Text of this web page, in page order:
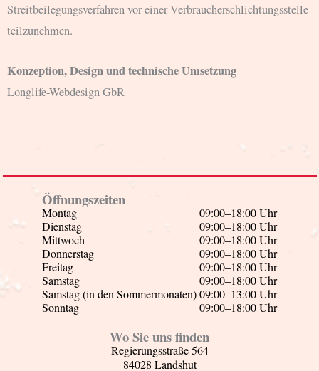
Streitbeilegungsverfahren vor einer Verbraucherschlichtungsstelle
teilzunehmen.
Konzeption, Design und technische Umsetzung
Longlife-Webdesign GbR
Öffnungszeiten
Montag
09:00–18:00 Uhr
Dienstag
09:00–18:00 Uhr
Mittwoch
09:00–18:00 Uhr
Donnerstag
09:00–18:00 Uhr
Freitag
09:00–18:00 Uhr
Samstag
09:00–18:00 Uhr
Samstag (in den Sommermonaten)09:00–13:00 Uhr
Sonntag
09:00–18:00 Uhr
Wo Sie uns finden
Regierungsstraße 564
84028 Landshut